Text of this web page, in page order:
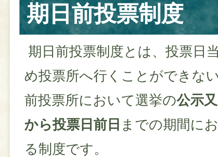
期日前投票制度
期日前投票制度とは、投票日
め投票所へ行くことができな
前投票所において選挙の公示
から投票日前日 までの期間に
る制度です。